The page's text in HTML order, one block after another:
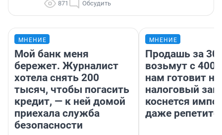
871 Обсудить
МНЕНИЕ
Мой банк меня
бережет. Журналист
хотела снять 200
тысяч, чтобы погасить
кредит, — к ней домой
приехала служба
безопасности
МНЕНИЕ
Продашь за
возьмут с
нам готовит
налоговый
коснется
даже